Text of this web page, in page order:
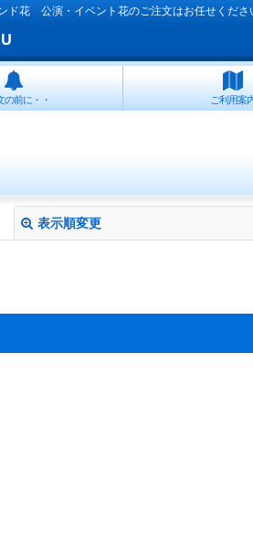
公演・イベント花のご注文はお任せくださ
の前に・・ ご利用案
表示順変更